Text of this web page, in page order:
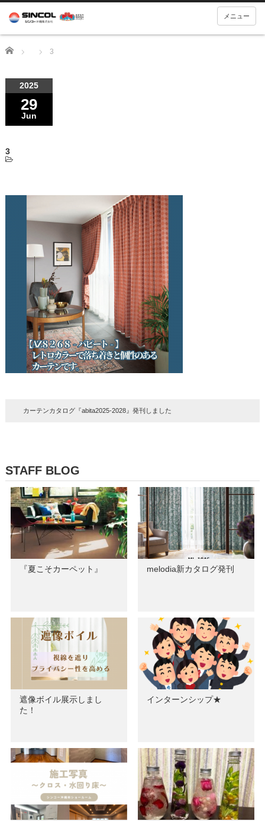
メニュー
Home 3
2025
29
Jun
3
カーテンカタログ『abita2025-2028』発刊しました
STAFF BLOG
『夏こそカーペット』 melodia新カタログ発刊
遮像ボイル展示しまし
た！
インターンシップ★